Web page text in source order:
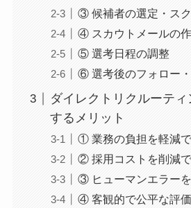
③ 候補者の選定・ス
④ スカウトメールの
⑤ 選考日程の調整
⑥ 選考後のフォロー
ダイレクトリクルーテ
するメリット
① 業務の負担を軽減
② 採用コストを削減
③ ヒューマンエラー
④ 客観的で公平な評